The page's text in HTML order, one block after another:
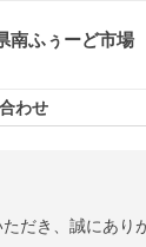
南ふぅーど市場
わせ
だき、誠にあり